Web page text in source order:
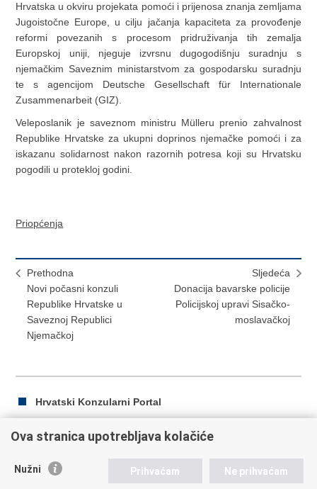
Hrvatska u okviru projekata pomoći i prijenosa znanja zemljama
Jugoistočne Europe, u cilju jačanja kapaciteta za provođenje
reformi povezanih s procesom pridruživanja tih zemalja
Europskoj uniji, njeguje izvrsnu dugogodišnju suradnju s
njemačkim Saveznim ministarstvom za gospodarsku suradnju
te s agencijom Deutsche Gesellschaft für Internationale
Zusammenarbeit (GIZ).
Veleposlanik je saveznom ministru Mülleru prenio zahvalnost
Republike Hrvatske za ukupni doprinos njemačke pomoći i za
iskazanu solidarnost nakon razornih potresa koji su Hrvatsku
pogodili u protekloj godini.
Priopćenja
Prethodna
Novi počasni konzuli
Republike Hrvatske u
Saveznoj Republici
Njemačkoj
Sljedeća
Donacija bavarske policije
Policijskoj upravi Sisačko-
moslavačkoj
Hrvatski Konzularni Portal
Ispiši
Podijeli
Ova stranica upotrebljava kolačiće
Nužni Prihvaćam Ne prihvaćam